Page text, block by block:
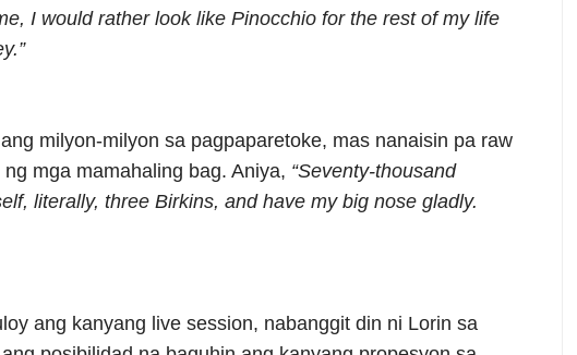
I would rather look like Pinocchio for the rest of my life
milyon-milyon sa pagpaparetoke, mas nanaisin pa raw
mga mamahaling bag. Aniya, “Seventy-thousand
literally, three Birkins, and have my big nose gladly.
ang kanyang live session, nabanggit din ni Lorin sa